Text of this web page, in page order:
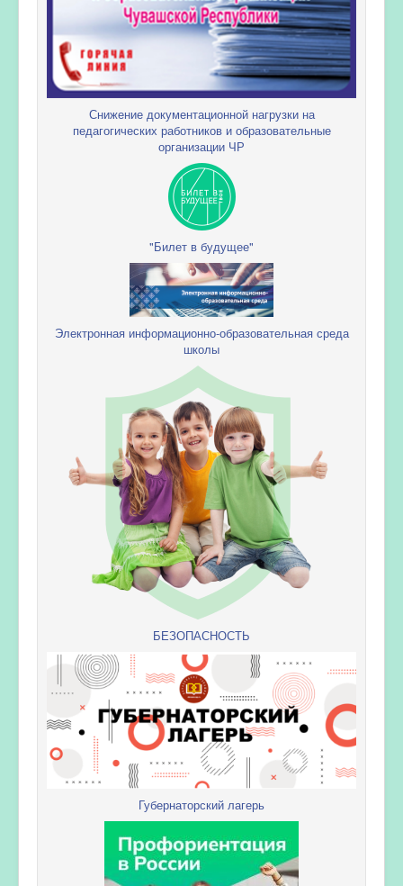
Снижение документационной нагрузки на
педагогических работников и образовательные
организации ЧР
"Билет в будущее"
Электронная информационно-образовательная среда
школы
БЕЗОПАСНОСТЬ
Губернаторский лагерь